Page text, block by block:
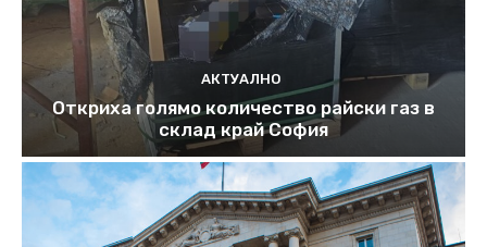
АКТУАЛНО
Откриха голямо количество райски газ в
склад край София